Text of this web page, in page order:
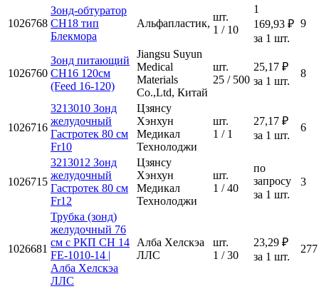
1026768
Зонд-обтуратор
СН18 тип
Блекмора
Альфапластик,
шт.
1 / 10
1
169,93 ₽
за 1 шт.
9
1026760
Зонд питающий
СН16 120см
(Feed 16-120)
Jiangsu Suyun
Medical
Materials
Co.,Ltd, Китай
шт.
25 / 500
25,17 ₽
за 1 шт.
8
1026716
3213010 Зонд
желудочный
Гастротек 80 см
Fr10
Цзянсу
Хэнхун
Медикал
Технолоджи
шт.
1 / 1
27,17 ₽
за 1 шт.
6
1026715
3213012 Зонд
желудочный
Гастротек 80 см
Fr12
Цзянсу
Хэнхун
Медикал
Технолоджи
шт.
1 / 40
по
запросу
за 1 шт.
3
1026681
Трубка (зонд)
желудочный 76
см с РКП СН 14
FE-1010-14 |
Алба Хелскэа
ЛЛС
Алба Хелскэа
ЛЛС
шт.
1 / 30
23,29 ₽
за 1 шт.
277